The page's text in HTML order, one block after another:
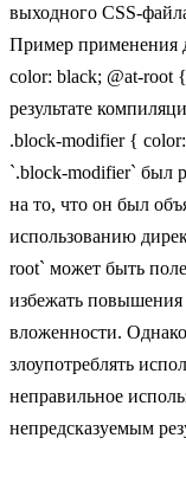
выходного CSS-
Пример применения
color: black; @at-
результате
.block-modifier {
`.block-modifier` был
на то, что он был
использованию
root` может быть
избежать повышения
вложенности.
злоупотреблять
неправильное
непредсказуемым